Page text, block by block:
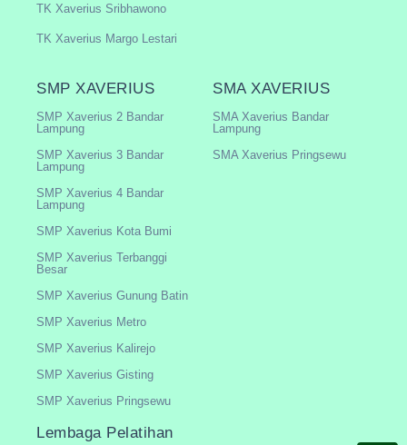
TK Xaverius Sribhawono
TK Xaverius Margo Lestari
SMP XAVERIUS
SMP Xaverius 2 Bandar
Lampung
SMP Xaverius 3 Bandar
Lampung
SMP Xaverius 4 Bandar
Lampung
SMP Xaverius Kota Bumi
SMP Xaverius Terbanggi
Besar
SMP Xaverius Gunung Batin
SMP Xaverius Metro
SMP Xaverius Kalirejo
SMP Xaverius Gisting
SMP Xaverius Pringsewu
SMA XAVERIUS
SMA Xaverius Bandar
Lampung
SMA Xaverius Pringsewu
Lembaga Pelatihan